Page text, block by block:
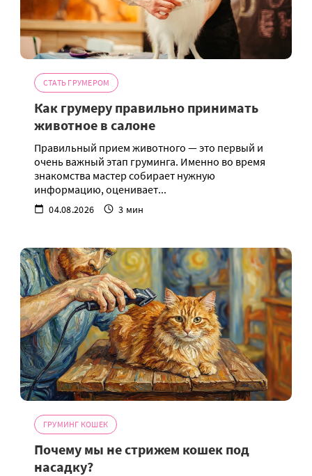
СТАТЬ ГРУМЕРОМ
Как грумеру правильно принимать
животное в салоне
Правильный прием животного — это первый и
очень важный этап груминга. Именно во время
знакомства мастер собирает нужную
информацию, оценивает...
04.08.2026 3 мин
ГРУМИНГ КОШЕК
Почему мы не стрижем кошек под
насадку?